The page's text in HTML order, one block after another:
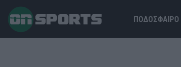
ΠΟΔΟΣΦΑΙΡΟ